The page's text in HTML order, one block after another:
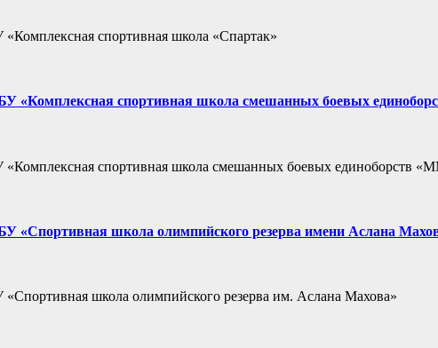
спортивная школа «Спартак»
«Комплексная спортивная школа смешанных боевых
«Комплексная спортивная школа смешанных боевых единоборств
«Спортивная школа олимпийского резерва имени Аслана
школа олимпийского резерва им. Аслана Махова»